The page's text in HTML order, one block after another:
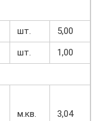
шт.
5,00
шт.
1,00
м.кв. 3,04